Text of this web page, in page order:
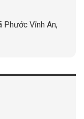
Phước Vĩnh An,